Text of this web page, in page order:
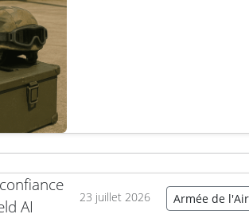
23 juillet 2026 Armée de l'Air